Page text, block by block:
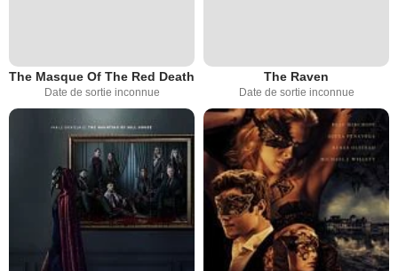
The Masque Of The Red Death
Date de sortie inconnue
The Raven
Date de sortie inconnue